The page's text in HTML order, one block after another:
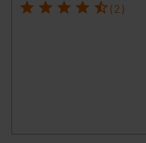
1 2 3 4 5 (2)